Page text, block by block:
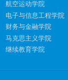
航空运动学院
电子与信息工程学院
财务与金融学院
马克思主义学院
继续教育学院